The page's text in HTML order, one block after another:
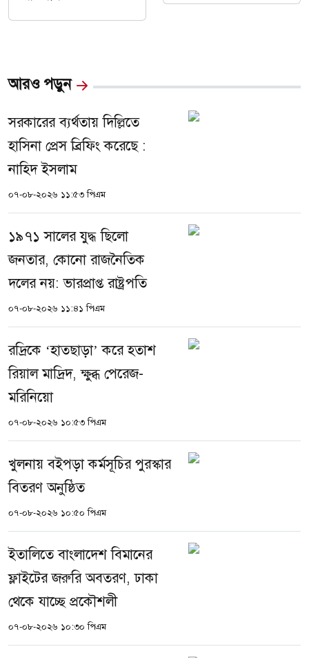
আরও পড়ুন
সরকারের ব্যর্থতায় দিল্লিতে
হাসিনা প্রেস ব্রিফিং করেছে :
নাহিদ ইসলাম
০৭-০৮-২০২৬ ১১:৫৩ পিএম
১৯৭১ সালের যুদ্ধ ছিলো
জনতার, কোনো রাজনৈতিক
দলের নয়: ভারপ্রাপ্ত রাষ্ট্রপতি
০৭-০৮-২০২৬ ১১:৪১ পিএম
রদ্রিকে ‘হাতছাড়া’ করে হতাশ
রিয়াল মাদ্রিদ, ক্ষুব্ধ পেরেজ-
মরিনিয়ো
০৭-০৮-২০২৬ ১০:৫৩ পিএম
খুলনায় বইপড়া কর্মসূচির পুরস্কার
বিতরণ অনুষ্ঠিত
০৭-০৮-২০২৬ ১০:৫০ পিএম
ইতালিতে বাংলাদেশ বিমানের
ফ্লাইটের জরুরি অবতরণ, ঢাকা
থেকে যাচ্ছে প্রকৌশলী
০৭-০৮-২০২৬ ১০:৩০ পিএম